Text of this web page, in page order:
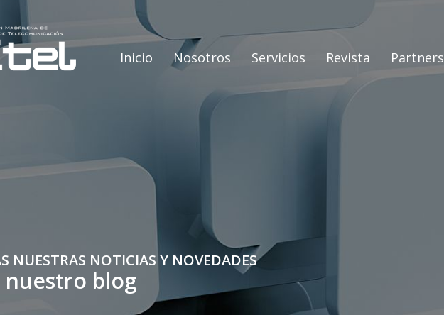
Inicio Nosotros Servicios Revista Partners
NUESTRAS NOTICIAS Y NOVEDADES
nuestro blog